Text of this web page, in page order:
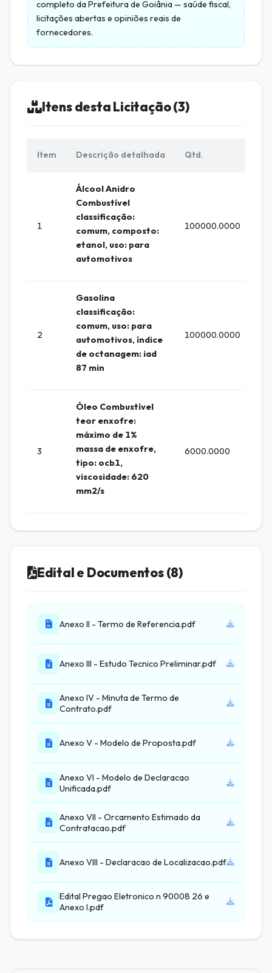
completo daPrefeitura de Goiânia — saúde fiscal,
licitações abertas e opiniões reais de
fornecedores.
Itens desta Licitação (3)
Item Descrição detalhada Qtd.
1
Álcool Anidro
Combustível
classificação:
comum, composto:
etanol, uso: para
automotivos
100000.0000
2
Gasolina
classificação:
comum, uso: para
automotivos, índice
de octanagem: iad
87 min
100000.0000
3
Óleo Combustível
teor enxofre:
máximo de 1%
massa de enxofre,
tipo: ocb1,
viscosidade: 620
mm2/s
6000.0000
Edital e Documentos (8)
Anexo II - Termo de Referencia.pdf
Anexo III - Estudo Tecnico Preliminar.pdf
Anexo IV - Minuta de Termo de
Contrato.pdf
Anexo V - Modelo de Proposta.pdf
Anexo VI - Modelo de Declaracao
Unificada.pdf
Anexo VII - Orcamento Estimado da
Contratacao.pdf
Anexo VIII - Declaracao de Localizacao.pdf
Edital Pregao Eletronico n 90008 26 e
Anexo I.pdf